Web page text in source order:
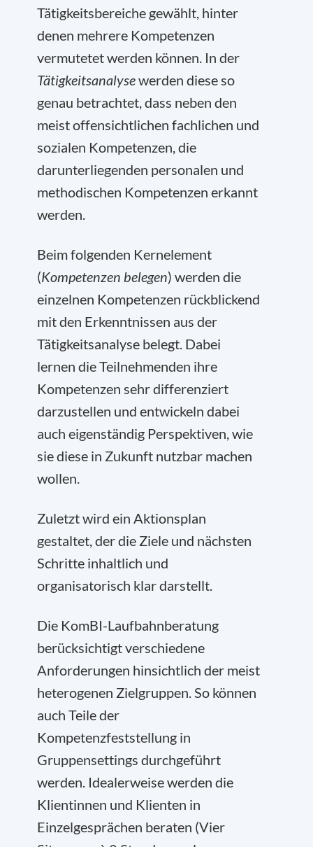
Tätigkeitsbereiche gewählt, hinter
denen mehrere Kompetenzen
vermutetet werden können. In der
Tätigkeitsanalysewerden diese so
genau betrachtet, dass neben den
meist offensichtlichen fachlichen und
sozialen Kompetenzen, die
darunterliegenden personalen und
methodischen Kompetenzen erkannt
werden.
Beim folgenden Kernelement
(Kompetenzen belegen) werden die
einzelnen Kompetenzen rückblickend
mit den Erkenntnissen aus der
Tätigkeitsanalyse belegt. Dabei
lernen die Teilnehmenden ihre
Kompetenzen sehr differenziert
darzustellen und entwickeln dabei
auch eigenständig Perspektiven, wie
sie diese in Zukunft nutzbar machen
wollen.
Zuletzt wird ein Aktionsplan
gestaltet, der die Ziele und nächsten
Schritte inhaltlich und
organisatorisch klar darstellt.
Die KomBI-Laufbahnberatung
berücksichtigt verschiedene
Anforderungen hinsichtlich der meist
heterogenen Zielgruppen. So können
auch Teile der
Kompetenzfeststellung in
Gruppensettings durchgeführt
werden. Idealerweise werden die
Klientinnen und Klienten in
Einzelgesprächen beraten (Vier